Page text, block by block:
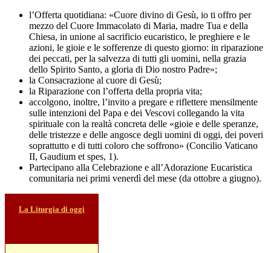
l’Offerta quotidiana: «Cuore divino di Gesù, io ti offro per
mezzo del Cuore Immacolato di Maria, madre Tua e della
Chiesa, in unione al sacrificio eucaristico, le preghiere e le
azioni, le gioie e le sofferenze di questo giorno: in riparazione
dei peccati, per la salvezza di tutti gli uomini, nella grazia
dello Spirito Santo, a gloria di Dio nostro Padre»;
la Consacrazione al cuore di Gesù;
la Riparazione con l’offerta della propria vita;
accolgono, inoltre, l’invito a pregare e riflettere mensilmente
sulle intenzioni del Papa e dei Vescovi collegando la vita
spirituale con la realtà concreta delle «gioie e delle speranze,
delle tristezze e delle angosce degli uomini di oggi, dei poveri
soprattutto e di tutti coloro che soffrono» (Concilio Vaticano
II, Gaudium et spes, 1).
Partecipano alla Celebrazione e all’Adorazione Eucaristica
comunitaria nei primi venerdì del mese (da ottobre a giugno).
La Liturgia di oggi